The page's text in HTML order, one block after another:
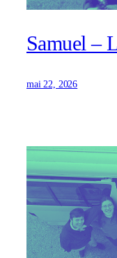
Samuel –
mai 22, 2026